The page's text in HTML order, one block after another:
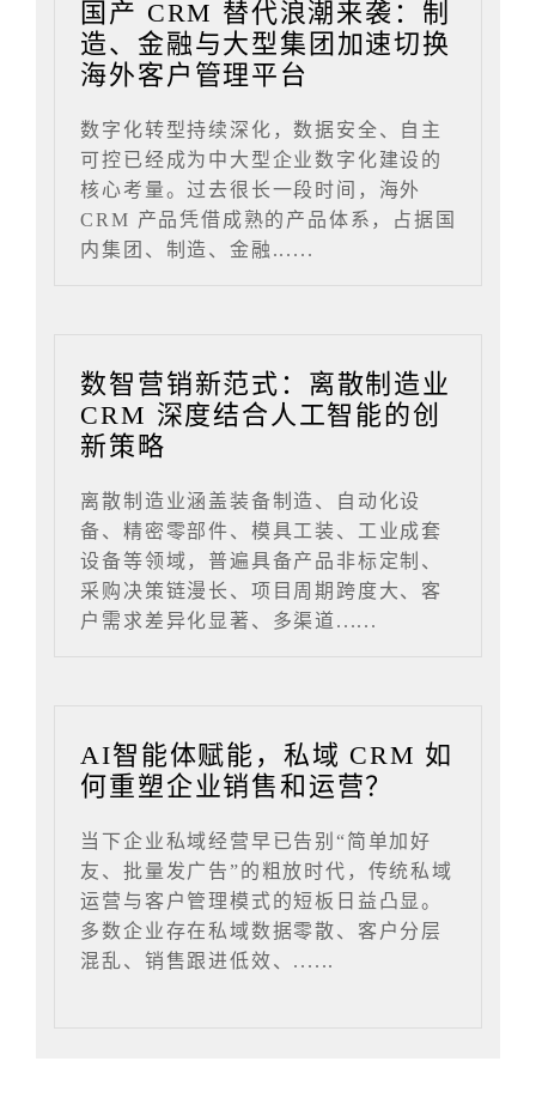
国产 CRM 替代浪潮来袭：制
造、金融与大型集团加速切换
海外客户管理平台
数字化转型持续深化，数据安全、自主
可控已经成为中大型企业数字化建设的
核心考量。过去很长一段时间，海外
CRM 产品凭借成熟的产品体系，占据国
内集团、制造、金融......
数智营销新范式：离散制造业
CRM 深度结合人工智能的创
新策略
离散制造业涵盖装备制造、自动化设
备、精密零部件、模具工装、工业成套
设备等领域，普遍具备产品非标定制、
采购决策链漫长、项目周期跨度大、客
户需求差异化显著、多渠道......
AI智能体赋能，私域 CRM 如
何重塑企业销售和运营？
当下企业私域经营早已告别“简单加好
友、批量发广告”的粗放时代，传统私域
运营与客户管理模式的短板日益凸显。
多数企业存在私域数据零散、客户分层
混乱、销售跟进低效、......